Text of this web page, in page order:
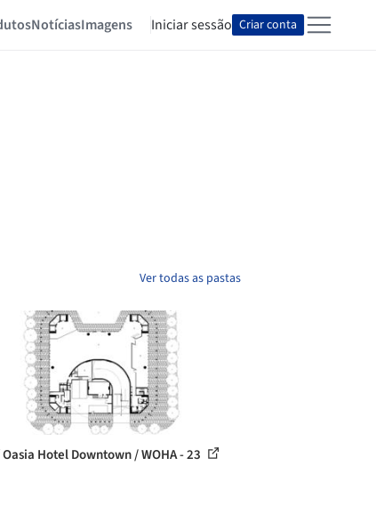
NotíciasImagens Iniciar sessão Criar conta
Ver todas as pastas
Hotel Downtown / WOHA - 23